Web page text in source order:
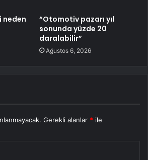
neden
“Otomotiv pazarı yıl
sonunda yüzde 20
daralabilir”
Ağustos 6, 2026
Gerekli alanlar * ile